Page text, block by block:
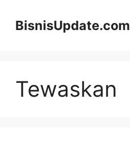
BisnisUpdate.com
Tewaskan